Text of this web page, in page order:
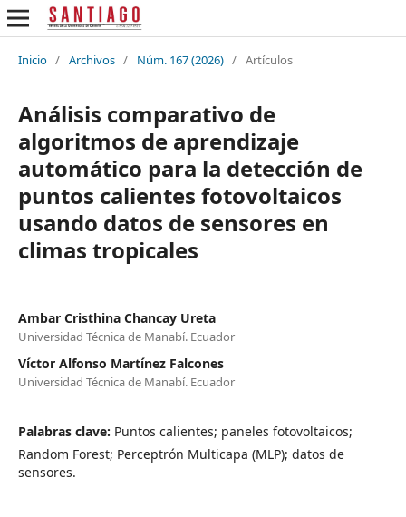
Inicio / Archivos / Núm. 167 (2026) / Artículos
Análisis comparativo de
algoritmos de aprendizaje
automático para la detección de
puntos calientes fotovoltaicos
usando datos de sensores en
climas tropicales
Ambar Cristhina Chancay Ureta
Universidad Técnica de Manabí. Ecuador
Víctor Alfonso Martínez Falcones
Universidad Técnica de Manabí. Ecuador
Palabras clave: Puntos calientes; paneles fotovoltaicos;
Random Forest; Perceptrón Multicapa (MLP); datos de
sensores.